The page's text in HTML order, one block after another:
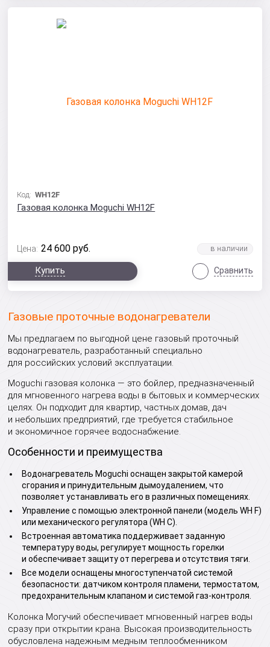
Код:WH12F
Газовая колонка Moguchi WH12F
Цена: 24 600 руб.
Купить Сравнить
Газовые проточные водонагреватели
Мы предлагаем по выгодной цене газовый проточный
водонагреватель, разработанный специально
для российских условий эксплуатации.
Moguchi газовая колонка — это бойлер, предназначенный
для мгновенного нагрева воды в бытовых и коммерческих
целях. Он подходит для квартир, частных домав, дач
и небольших предприятий, где требуется стабильное
и экономичное горячее водоснабжение.
Особенности и преимущества
Водонагреватель Moguchi оснащен закрытой камерой
сгорания и принудительным дымоудалением, что
позволяет устанавливать его в различных помещениях.
Управление с помощью электронной панели (модель WH F)
или механического регулятора (WH C).
Встроенная автоматика поддерживает заданную
температуру воды, регулирует мощность горелки
и обеспечивает защиту от перегрева и отсутствия тяги.
Все модели оснащены многоступенчатой системой
безопасности: датчиком контроля пламени, термостатом,
предохранительным клапаном и системой газ-контроля.
Колонка Могучий обеспечивает мгновенный нагрев воды
сразу при открытии крана. Высокая производительность
обусловлена надежным медным теплообменником